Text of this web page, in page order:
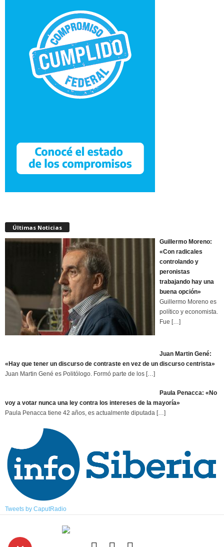
Últimas Noticias
Guillermo Moreno:
«Con radicales
controlando y
peronistas
trabajando hay una
buena opción»
Guillermo Moreno es
político y economista.
Fue […]
Juan Martin Gené:
«Hay que tener un discurso de contraste en vez de un discurso centrista»
Juan Martin Gené es Politólogo. Formó parte de los […]
Paula Penacca: «No
voy a votar nunca una ley contra los intereses de la mayoría»
Paula Penacca tiene 42 años, es actualmente diputada […]
Tweets by CaputRadio